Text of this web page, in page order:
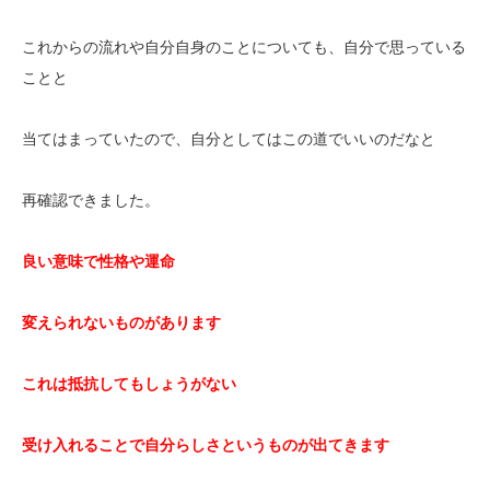
これからの流れや自分自身のことについても、自分で思っている
ことと
当てはまっていたので、自分としてはこの道でいいのだなと
再確認できました。
良い意味で性格や運命
変えられないものがあります
これは抵抗してもしょうがない
受け入れることで自分らしさというものが出てきます